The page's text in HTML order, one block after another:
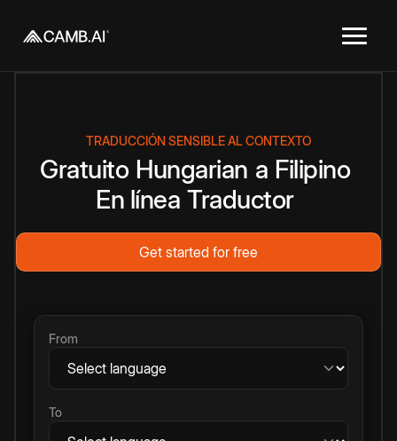
TRADUCCIÓN SENSIBLE AL CONTEXTO
Gratuito Hungarian a Filipino
En línea Traductor
Get started for free
From
To